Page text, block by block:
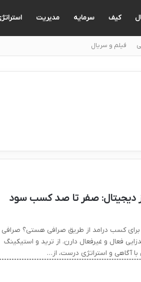
کیف سرمایه مدیریت
فیلم و سریال
دیجیتال: صفر تا صد کسب سود
برای کسب درامد از طریق صرافی هستی؟ صرافی
فعال و غیرفعال دارن. از ترید و استیکینگ
آگاهی و استراتژی درست، از…